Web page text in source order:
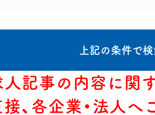
記事の内容に関
接、各企業・法人へ